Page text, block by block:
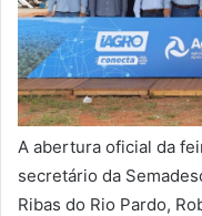
A abertura oficial da
secretário da
Ribas do Rio Pardo,